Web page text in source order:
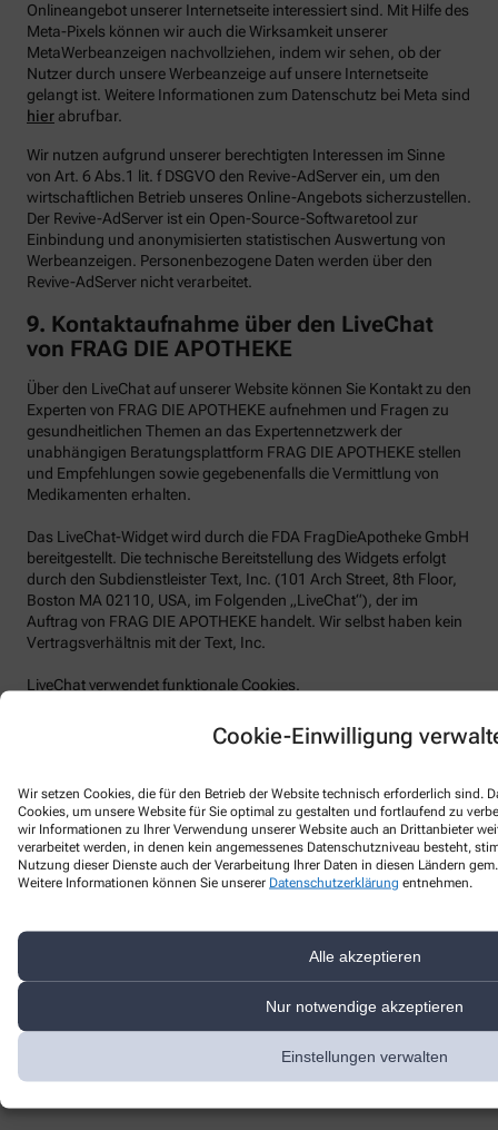
Cookie-Einwilligung
Wir setzen Cookies, die für den Betrieb der Website technisch erforderlich sind.
Cookies, um unsere Website für Sie optimal zu gestalten und fortlaufend zu
wir Informationen zu Ihrer Verwendung unserer Website auch an Drittanbieter
verarbeitet werden, in denen kein angemessenes Datenschutzniveau besteht,
Nutzung dieser Dienste auch der Verarbeitung Ihrer Daten in diesen Ländern
Weitere Informationen können Sie unserer Datenschutzerklärung entnehmen.
Alle akzeptieren
Nur notwendige akzeptieren
Einstellungen verwalten
Onlineangebot unserer Internetseite interessiert sind. Mit Hilfe des
Meta-Pixels können wir auch die Wirksamkeit unserer
MetaWerbeanzeigen nachvollziehen, indem wir sehen, ob der
Nutzer durch unsere Werbeanzeige auf unsere Internetseite
gelangt ist. Weitere Informationen zum Datenschutz bei Meta sind
hier abrufbar.
Wir nutzen aufgrund unserer berechtigten Interessen im Sinne
von Art. 6 Abs.1 lit. f DSGVO den Revive-AdServer ein, um den
wirtschaftlichen Betrieb unseres Online-Angebots sicherzustellen.
Der Revive-AdServer ist ein Open-Source-Softwaretool zur
Einbindung und anonymisierten statistischen Auswertung von
Werbeanzeigen. Personenbezogene Daten werden über den
Revive-AdServer nicht verarbeitet.
9. Kontaktaufnahme über den LiveChat
von FRAG DIE APOTHEKE
Über den LiveChat auf unserer Website können Sie Kontakt zu den
Experten von FRAG DIE APOTHEKE aufnehmen und Fragen zu
gesundheitlichen Themen an das Expertennetzwerk der
unabhängigen Beratungsplattform FRAG DIE APOTHEKE stellen
und Empfehlungen sowie gegebenenfalls die Vermittlung von
Medikamenten erhalten.
Das LiveChat-Widget wird durch die FDA FragDieApotheke GmbH
bereitgestellt. Die technische Bereitstellung des Widgets erfolgt
durch den Subdienstleister Text, Inc. (101 Arch Street, 8th Floor,
Boston MA 02110, USA, im Folgenden „LiveChat“), der im
Auftrag von FRAG DIE APOTHEKE handelt. Wir selbst haben kein
Vertragsverhältnis mit der Text, Inc.
LiveChat verwendet funktionale Cookies.
lc_cid Customer ID LiveChat 2 Jahre
lc_cst
Customer
Secure Token
LiveChat 2 Jahre
Technisches
Anmeldung
(z.B. bei Single
Sign-On oder
Einbindung in